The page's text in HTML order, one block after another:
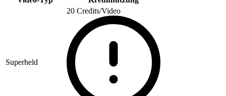
Superheld
20 Credits/Video